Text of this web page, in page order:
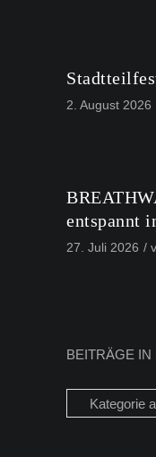
2. August 2026
entspannt
27. Juli 2026
BEITRÄGE IN
Beiträge
in